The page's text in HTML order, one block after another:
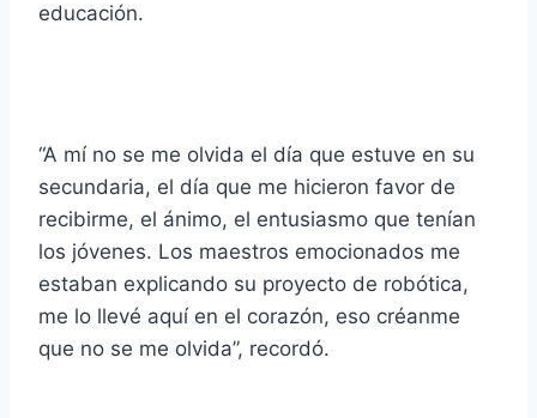
educación.
“A mí no se me olvida el día que estuve en su
secundaria, el día que me hicieron favor de
recibirme, el ánimo, el entusiasmo que tenían
los jóvenes. Los maestros emocionados me
estaban explicando su proyecto de robótica,
me lo llevé aquí en el corazón, eso créanme
que no se me olvida”, recordó.